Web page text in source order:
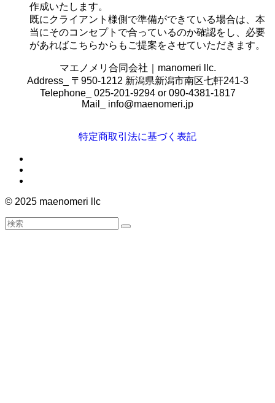
作成いたします。
既にクライアント様側で準備ができている場合は、本
当にそのコンセプトで合っているのか確認をし、必要
があればこちらからもご提案をさせていただきます。
マエノメリ合同会社｜manomeri llc.
Address_ 〒950-1212 新潟県新潟市南区七軒241-3
Telephone_ 025-201-9294 or 090-4381-1817
Mail_ info@maenomeri.jp
特定商取引法に基づく表記
© 2025 maenomeri llc